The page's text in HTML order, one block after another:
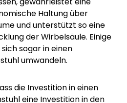
Haltung über
und unterstützt so eine
der Wirbelsäule. Einige
sogar in einen
umwandeln.
die Investition in einen
eine Investition in den